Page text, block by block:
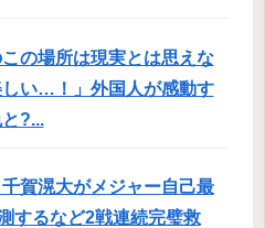
の場所は現実とは思えな
しい…！」外国人が感動す
?...
賀滉大がメジャー自己最
するなど2戦連続完璧救